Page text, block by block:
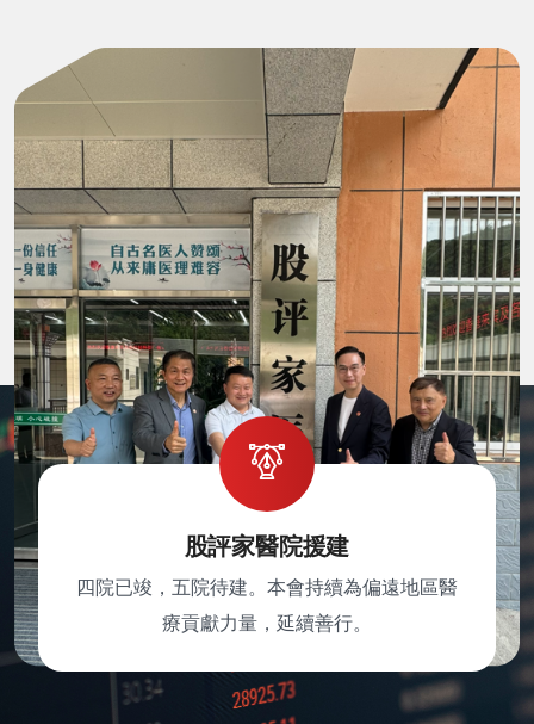
股評家醫院援建
四院已竣，五院待建。本會持續為偏遠地區醫
療貢獻力量，延續善行。